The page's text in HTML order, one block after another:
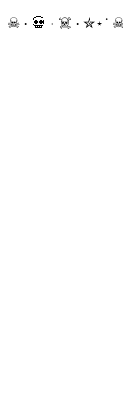
☠ · 💀 · ☠️ ·